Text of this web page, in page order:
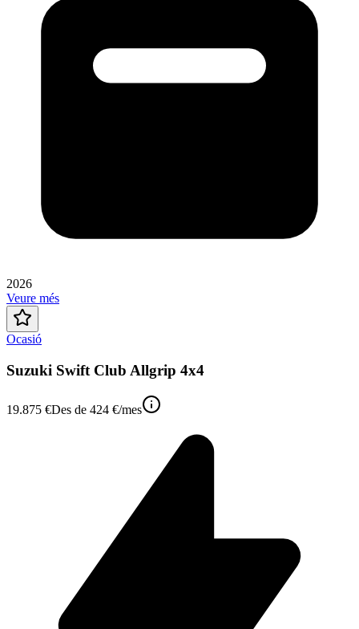
2026
Veure més
Ocasió
Suzuki Swift Club Allgrip 4x4
19.875 €Des de 424 €/mes